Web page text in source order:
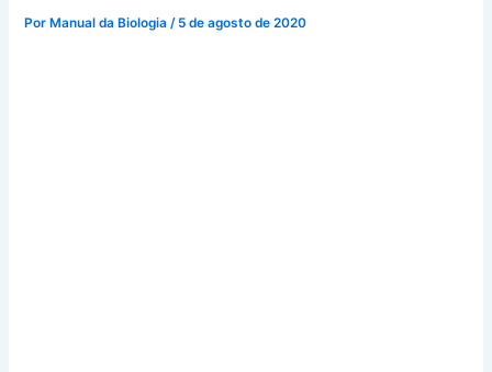
Por Manual da Biologia/ 5 de agosto de 2020